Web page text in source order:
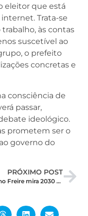
eleitor que está
Trata-se
às contas
suscetível ao
o prefeito
concretas e
consciência de
passar,
ideológico.
prometem ser o
governo do
PRÓXIMO POST
Paulinho Freire mira 2030 e se equilibra entre Rogério e Allyson em 2026